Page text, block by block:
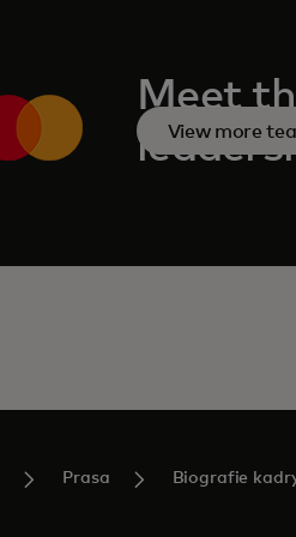
Meet
View more
Prasa Biografie